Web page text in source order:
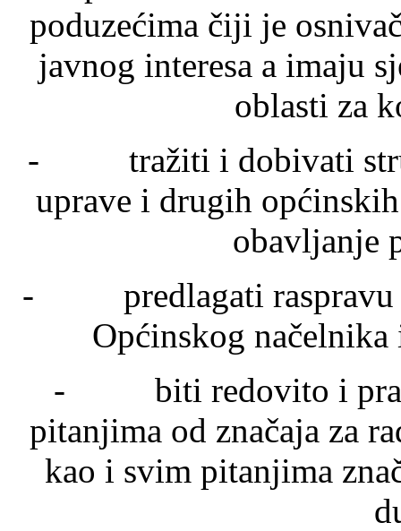
poduzećima čiji je
javnog interesa a imaju
oblasti za
- tražiti i dobivati
uprave i drugih
obavljanje
- predlagati raspravu o
Općinskog
- biti redovito i
pitanjima od značaja za
kao i svim pitanjima